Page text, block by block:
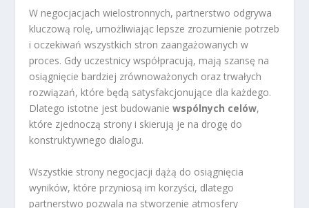
W negocjacjach wielostronnych, partnerstwo odgrywa
kluczową rolę, umożliwiając lepsze zrozumienie potrzeb
i oczekiwań wszystkich stron zaangażowanych w
proces. Gdy uczestnicy współpracują, mają szansę na
osiągnięcie bardziej zrównoważonych oraz trwałych
rozwiązań, które będą satysfakcjonujące dla każdego.
Dlatego istotne jest budowaniewspólnych celów,
które zjednoczą strony i skierują je na drogę do
konstruktywnego dialogu.
Wszystkie strony negocjacji dążą do osiągnięcia
wyników, które przyniosą im korzyści, dlatego
partnerstwo pozwala na stworzenie atmosfery